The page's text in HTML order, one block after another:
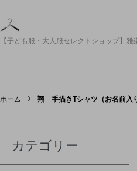
【子ども服・大人服セレクトショップ】雅
ホーム 翔 手描きTシャツ（お名前入
カテゴリー